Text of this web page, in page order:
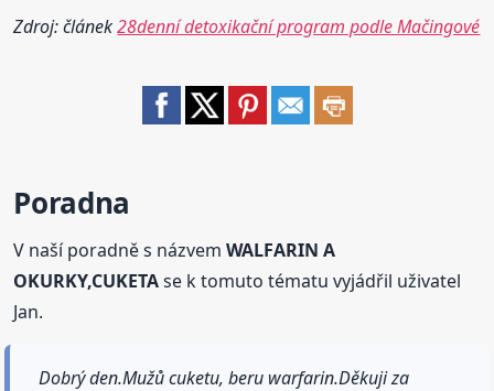
Zdroj: článek28denní detoxikační program podle Mačingové
Poradna
V naší poradně s názvemWALFARIN A
OKURKY,CUKETAse k tomuto tématu vyjádřil uživatel
Jan.
Dobrý den.Mužů cuketu, beru warfarin.Děkuji za